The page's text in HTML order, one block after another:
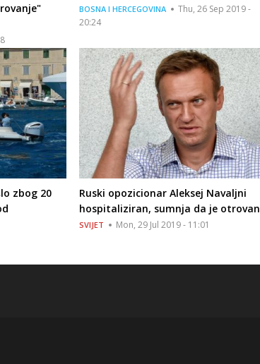
BOSNA I HERCEGOVINA
Thu, 26 Sep 2019 -
20:24
zbog 20
Ruski opozicionar Aleksej Navaljni
hospitaliziran, sumnja da je otrovan
SVIJET Mon, 29 Jul 2019 - 11:01